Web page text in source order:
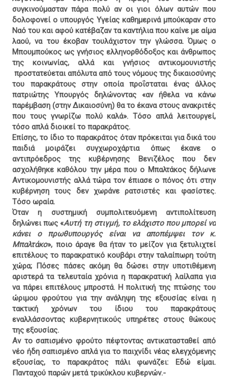
συγκινούμασταν πάρα πολύ αν οι γιοι όλων αυτών που
δολοφονεί ο υπουργός Υγείας καθημερινά μπούκαραν στο
Ναό του και αφού κατέβαζαν τα καντήλια που καίνε με αίμα
λαού, να του έκοβαν τουλάχιστον την γλώσσα. Όμως ο
Μπουμπούκος ως γνήσιος ελληνορθόδοξος και άνθρωπος
της κοινωνίας, αλλά και γνήσιος αντικομουνιστής
προστατεύεται απόλυτα από τους νόμους της δικαιοσύνης
του παρακράτους στην οποία προΐσταται ένας άλλος
πατριώτης Υπουργός δηλώνοντας «αν ήθελα να κάνω
παρέμβαση (στην Δικαιοσύνη) θα το έκανα στους ανακριτές
που τους γνωρίζω πολύ καλά». Τόσο απλά λειτουργεί,
τόσο απλά διοικεί το παρακράτος.
Επίσης, το ίδιο το παρακράτος όταν πρόκειται για δικά του
παιδιά μοιράζει συγχωροχάρτια όπως έκανε ο
αντιπρόεδρος της κυβέρνησης Βενιζέλος που δεν
ασχολήθηκε καθόλου την μέρα που ο Μπαλτάκος δήλωνε
Αντικομουνιστής αλλά τώρα τον έπιασε ο πόνος ότι στην
κυβέρνηση τους δεν χωράνε ρατσιστές και φασίστες.
Τόσο ωραία.
Όταν η συστημική συμπολιτευόμενη αντιπολίτευση
δηλώνει πως «Αυτή τη στιγμή, το ελάχιστο που μπορεί να
κάνει ο πρωθυπουργός είναι να αποπέμψει τον κ.
Μπαλτάκο», ποιο άραγε θα ήταν το μείζον για ξετυλιχτεί
επιτέλους το παρακρατικό κουβάρι στην ταλαίπωρη τούτη
χώρα; Πόσες πάσες ακόμη θα δώσει στην υποτιθέμενη
αριστερά τα τελευταία χρόνια η παρακρατική λαίλαπα για
να πάρει επιτέλους μπροστά. Η πολιτική της πτώσης του
ώριμου φρούτου για την ανάληψη της εξουσίας είναι η
τακτική χρόνων του ίδιου του παρακράτους
εναλλάσσοντας κυβερνητικούς υπηρέτες στους θώκους
της εξουσίας.
Αν το σαπισμένο φρούτο πέφτοντας αντικατασταθεί από
νέο ήδη σαπισμένο απλά για το παιχνίδι νέας ελεγχόμενης
εξουσίας, το παρακράτος πάλι φωνάζει: Εδώ είμαι.
Πανταχού παρών μετά τρικύκλου κυβερνών.-